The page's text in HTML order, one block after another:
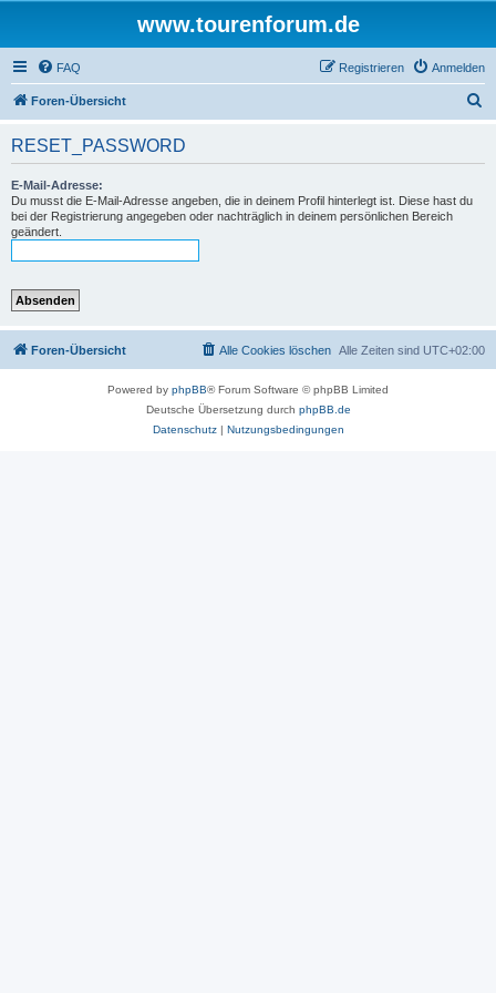
www.tourenforum.de
FAQ Anmelden
Registrieren
Foren-Übersicht
RESET_PASSWORD
E-Mail-Adresse:
Du musst die E-Mail-Adresse angeben, die in deinem Profil hinterlegt ist. Diese hast du
bei der Registrierung angegeben oder nachträglich in deinem persönlichen Bereich
geändert.
Foren-Übersicht Alle Zeiten sind UTC+02:00
Alle Cookies löschen
Powered by phpBB® Forum Software © phpBB Limited
Deutsche Übersetzung durch phpBB.de
Datenschutz| Nutzungsbedingungen